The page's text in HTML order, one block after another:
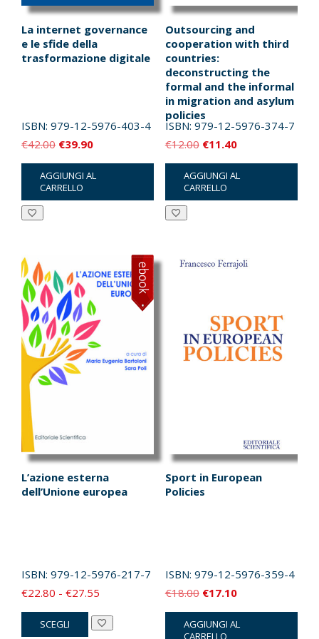
La internet governance
e le sfide della
trasformazione digitale
ISBN: 979-12-5976-403-4
€42.00 Il
prezzo
originale
era:
€39.90Il
prezzo
attuale
è:
AGGIUNGI AL
CARRELLO
Outsourcing and
cooperation with third
countries:
deconstructing the
formal and the informal
in migration and asylum
policies
ISBN: 979-12-5976-374-7
€12.00 Il
prezzo
originale
era:
€11.40Il
prezzo
attuale
è:
AGGIUNGI AL
CARRELLO
L’azione esterna
dell’Unione europea
ISBN: 979-12-5976-217-7
€22.80 - €27.55
prezzo:
SCEGLI
Questo
prodotto
Sport in European
Policies
ISBN: 979-12-5976-359-4
€18.00 Il
prezzo
originale
€17.10Il
prezzo
attuale
AGGIUNGI AL
CARRELLO